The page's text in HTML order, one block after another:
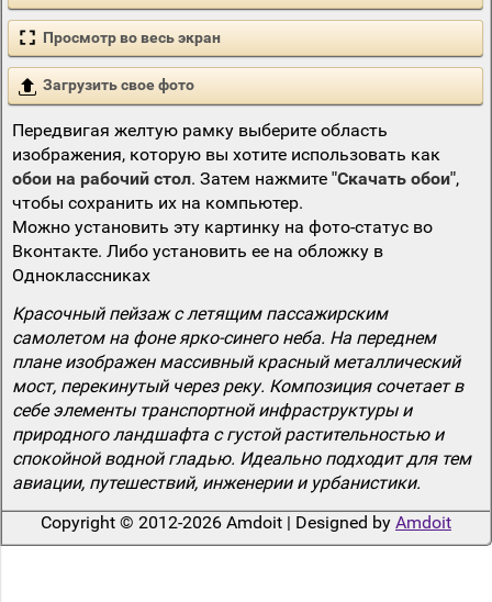
Просмотр во весь экран
Загрузить свое фото
Передвигая желтую рамку выберите область
изображения, которую вы хотите использовать как
обои на рабочий стол. Затем нажмите "Скачать обои",
чтобы сохранить их на компьютер.
Можно установить эту картинку на фото-статус во
Вконтакте. Либо установить ее на обложку в
Одноклассниках
Красочный пейзаж с летящим пассажирским
самолетом на фоне ярко-синего неба. На переднем
плане изображен массивный красный металлический
мост, перекинутый через реку. Композиция сочетает в
себе элементы транспортной инфраструктуры и
природного ландшафта с густой растительностью и
спокойной водной гладью. Идеально подходит для тем
авиации, путешествий, инженерии и урбанистики.
Copyright © 2012-2026 Amdoit | Designed by Amdoit